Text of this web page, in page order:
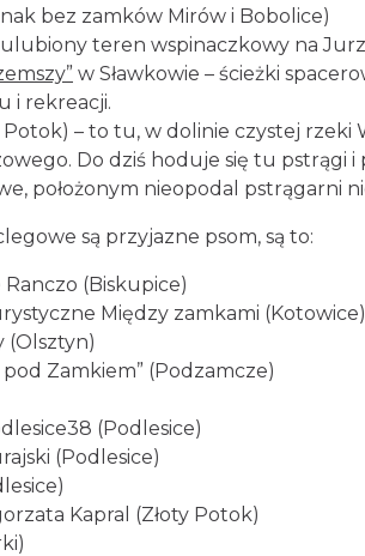
bez zamków Mirów i Bobolice)
ulubiony teren wspinaczkowy na
w Sławkowie – ścieżki
i rekreacji.
Potok) – to tu, w dolinie czystej rzeki
Do dziś hoduje się tu pstrągi i
położonym nieopodal pstrągarni
są przyjazne psom, są to:
(Biskupice)
Między zamkami (Kotowice)
(Olsztyn)
Zamkiem” (Podzamcze)
(Podlesice)
(Podlesice)
Kapral (Złoty Potok)